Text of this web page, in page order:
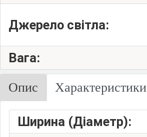
Джерело світла:
Вага:
Опис Характеристики
Ширина (Діаметр):